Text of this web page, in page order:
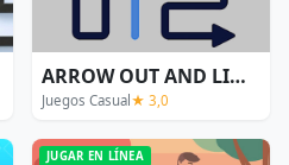
ARROW OUT AND LINKER
Juegos Casual ★ 3,0
JUGAR EN LÍNEA